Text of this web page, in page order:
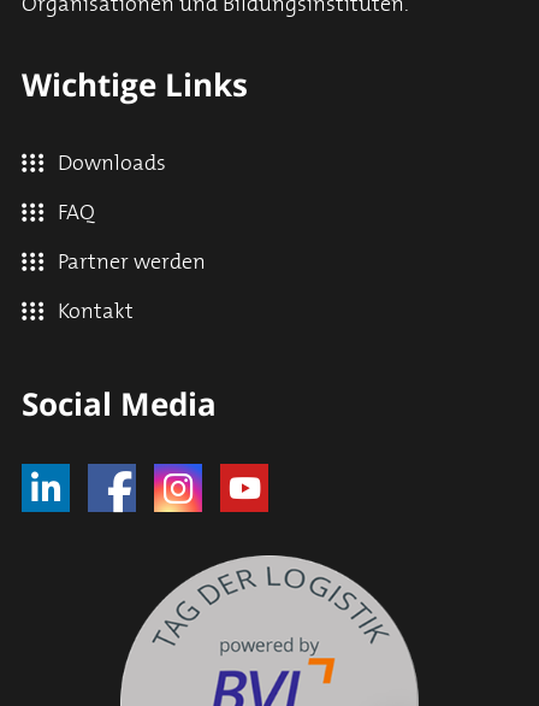
Wichtige Links
Downloads
FAQ
Partner werden
Kontakt
Social Media